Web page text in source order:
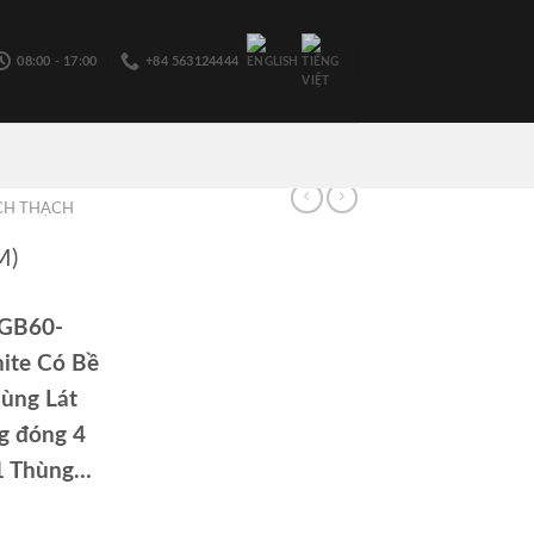
08:00 - 17:00 +84 563124444
THẠCH
Có Bề
Lát
đóng 4
Thùng…